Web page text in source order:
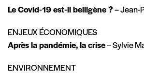
Le Covid-19 est-il belligène ? – Jean-
ENJEUX ÉCONOMIQUES
Après la pandémie, la crise– Sylvie
ENVIRONNEMENT